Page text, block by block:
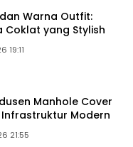
Warna Outfit:
Coklat yang Stylish
19:11
Manhole Cover
Modern
21:55